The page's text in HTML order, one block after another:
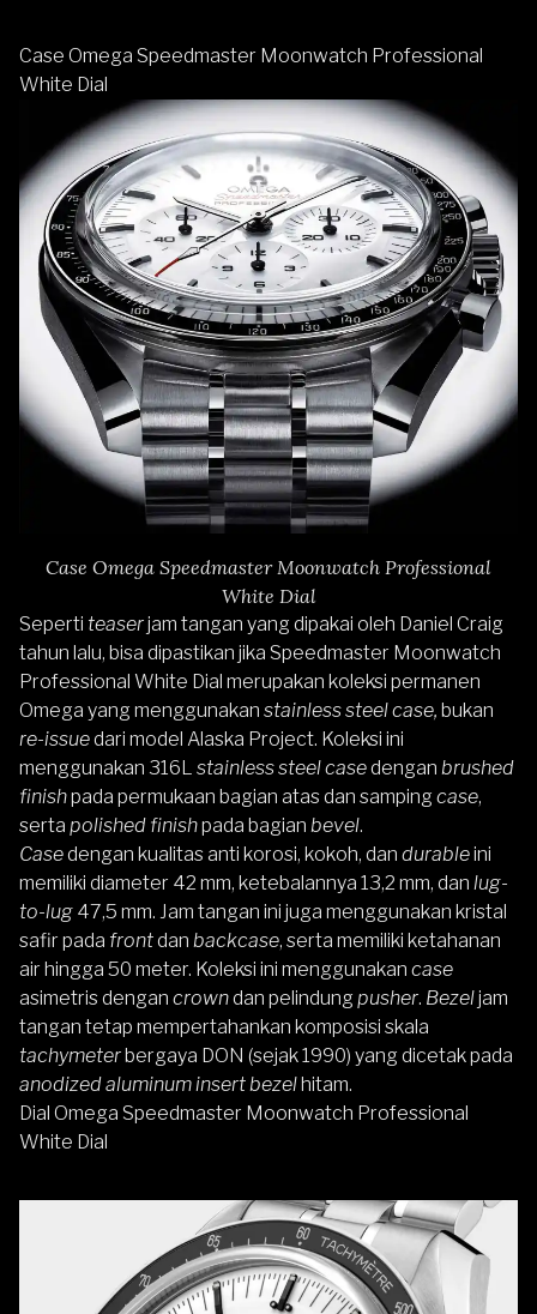
Case Omega Speedmaster Moonwatch Professional
White Dial
Case Omega Speedmaster Moonwatch Professional
White Dial
Seperti teaserjam tangan yang dipakai oleh Daniel Craig
tahun lalu, bisa dipastikan jika Speedmaster Moonwatch
Professional White Dial merupakan koleksi permanen
Omega yang menggunakan stainless steel case, bukan
re-issuedari model Alaska Project. Koleksi ini
menggunakan 316L stainless steel casedengan brushed
finishpada permukaan bagian atas dan samping case,
serta polished finishpada bagian bevel.
Casedengan kualitas anti korosi, kokoh, dan durableini
memiliki diameter 42 mm, ketebalannya 13,2 mm, dan lug-
to-lug 47,5 mm. Jam tangan ini juga menggunakan kristal
safir pada frontdan backcase, serta memiliki ketahanan
air hingga 50 meter. Koleksi ini menggunakan case
asimetris dengan crowndan pelindung pusher. Bezeljam
tangan tetap mempertahankan komposisi skala
tachymeterbergaya DON (sejak 1990) yang dicetak pada
anodized aluminum insert bezelhitam.
Dial Omega Speedmaster Moonwatch Professional
White Dial